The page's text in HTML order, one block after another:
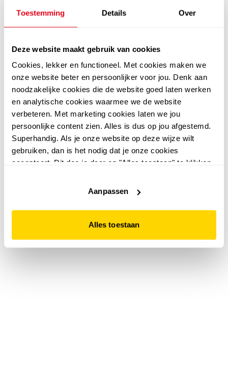
Toestemming Details Over
Deze website maakt gebruik van cookies
Cookies, lekker en functioneel. Met cookies maken we
onze website beter en persoonlijker voor jou. Denk aan
noodzakelijke cookies die de website goed laten werken
en analytische cookies waarmee we de website
verbeteren. Met marketing cookies laten we jou
persoonlijke content zien. Alles is dus op jou afgestemd.
Superhandig. Als je onze website op deze wijze wilt
gebruiken, dan is het nodig dat je onze cookies
accepteert. Dit doe je door op "Alles toestaan" te klikken.
website niet optimaal functioneert.
Aanpassen
Alles toestaan